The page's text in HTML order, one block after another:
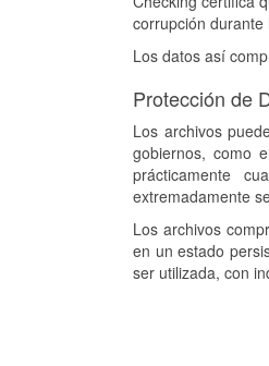
corrupción durante
Los datos así
Protección de
Los archivos
gobiernos, como
prácticamente
extremadamente
Los archivos
en un estado
ser utilizada, con